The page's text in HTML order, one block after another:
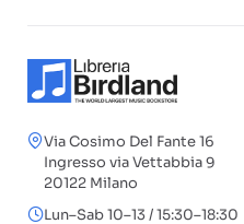
Via Cosimo Del Fante 16
Ingresso via Vettabbia 9
20122 Milano
Lun–Sab 10–13 / 15:30–18:30